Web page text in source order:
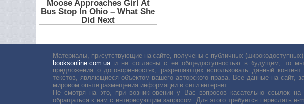
Материалы, присутствующие на сайте, получены с публичных
booksonline.com.ua и не согласны с её общедоступностью в будущем, то мы
предложения о договоренностях, разрешающих использовать данный
текстов, являющиеся объектом вашего авторского права. Все данные на сайт,
мировом опыте размещения информации в сети интернет.
Не смотря на это, при возникновении у Вас вопросов касательно ссылок
обращаться к нам с интересующим запросом. Для этого требуется переслать е-